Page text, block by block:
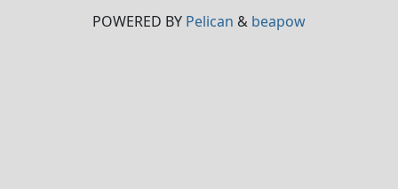
POWERED BY Pelican & beapow